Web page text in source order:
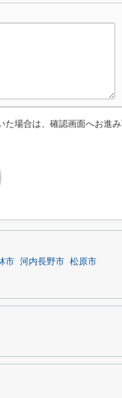
た場合は、確認画面へお進
市 河内長野市 松原市